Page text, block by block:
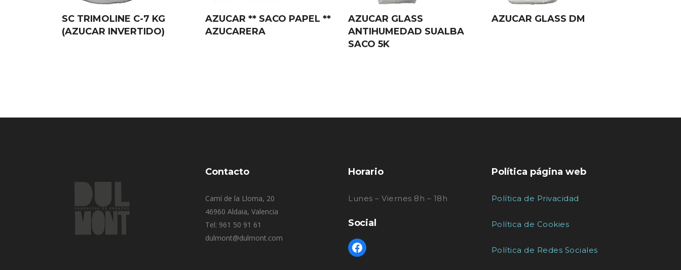
SC TRIMOLINE C-7 KG
(AZUCAR INVERTIDO)
AZUCAR ** SACO PAPEL **
AZUCARERA
AZUCAR GLASS
ANTIHUMEDAD SUALBA
SACO 5K
AZUCAR GLASS DM
Contacto
Camí de la Lloma, 20
46960 Aldaia, Valencia
Tel: 961 50 91 61
dulmont@dulmont.com
Horario
Lunes – Viernes 8h – 18h
Social
Política página web
Política de Privacidad
Política de Cookies
Política de Redes Sociales